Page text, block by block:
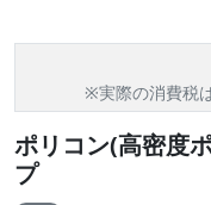
※実際の消費税
ポリコン(高密度
プ